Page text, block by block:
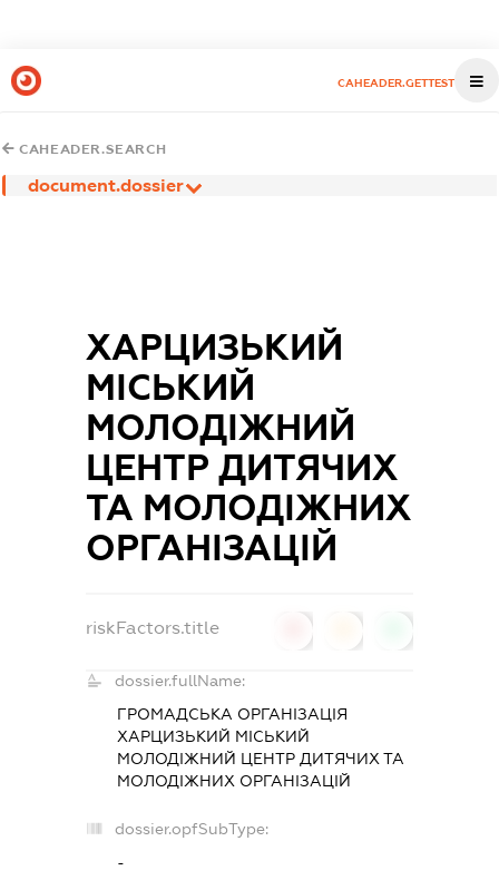
CAHEADER.GETTEST
CAHEADER.SEARCH
document.dossier
ХАРЦИЗЬКИЙ
МІСЬКИЙ
МОЛОДІЖНИЙ
ЦЕНТР ДИТЯЧИХ
ТА МОЛОДІЖНИХ
ОРГАНІЗАЦІЙ
riskFactors.title
dossier.fullName:
ГРОМАДСЬКА ОРГАНІЗАЦІЯ
ХАРЦИЗЬКИЙ МІСЬКИЙ
МОЛОДІЖНИЙ ЦЕНТР ДИТЯЧИХ ТА
МОЛОДІЖНИХ ОРГАНІЗАЦІЙ
dossier.opfSubType:
-